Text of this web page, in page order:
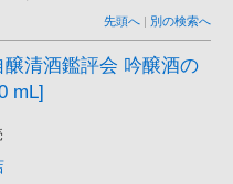
先頭へ | 別の検索へ
清酒鑑評会 吟醸酒の
mL]